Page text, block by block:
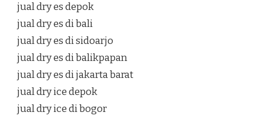
jual dry es depok
jual dry es di bali
jual dry es di sidoarjo
jual dry es di balikpapan
jual dry es di jakarta barat
jual dry ice depok
jual dry ice di bogor